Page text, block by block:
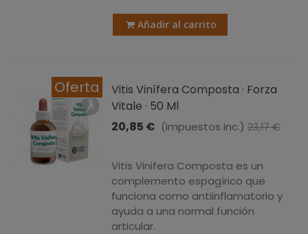
Añadir al carrito
Oferta
Vitis Vinífera Composta · Forza
Vitale · 50 Ml
20,85 € (impuestos inc.) 23,17 €
Vitis Vinifera Composta es un
complemento espagírico que
funciona como antiinflamatorio y
ayuda a una normal función
articular.